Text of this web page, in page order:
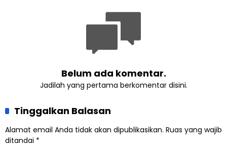
Belum ada komentar.
Jadilah yang pertama berkomentar disini.
Tinggalkan Balasan
Alamat email Anda tidak akan dipublikasikan. Ruas yang wajib
ditandai *